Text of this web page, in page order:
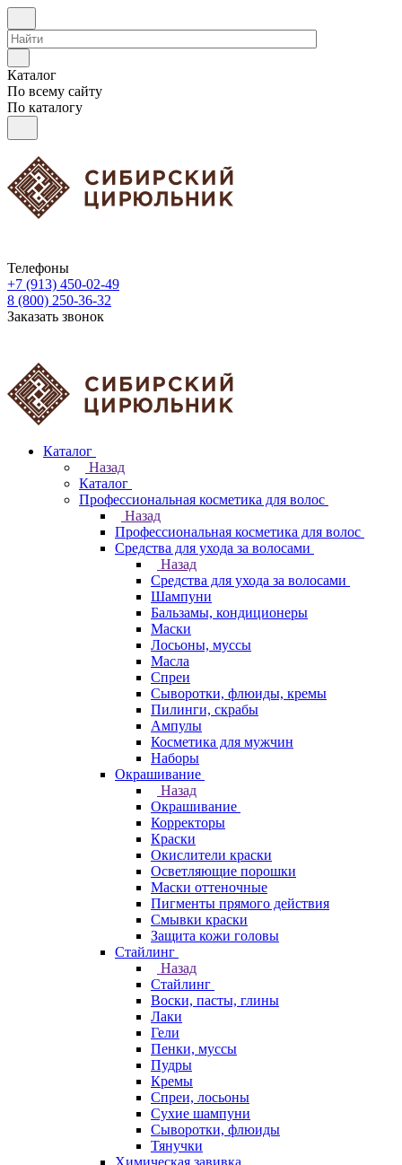
Каталог
По всему сайту
По каталогу
Телефоны
+7 (913) 450-02-49
8 (800) 250-36-32
Заказать звонок
Каталог
Назад
Каталог
Профессиональная косметика для волос
Назад
Профессиональная косметика для волос
Средства для ухода за волосами
Назад
Средства для ухода за волосами
Шампуни
Бальзамы, кондиционеры
Маски
Лосьоны, муссы
Масла
Спреи
Сыворотки, флюиды, кремы
Пилинги, скрабы
Ампулы
Косметика для мужчин
Наборы
Окрашивание
Назад
Окрашивание
Корректоры
Краски
Окислители краски
Осветляющие порошки
Маски оттеночные
Пигменты прямого действия
Смывки краски
Защита кожи головы
Стайлинг
Назад
Стайлинг
Воски, пасты, глины
Лаки
Гели
Пенки, муссы
Пудры
Кремы
Спреи, лосьоны
Сухие шампуни
Сыворотки, флюиды
Тянучки
Химическая завивка